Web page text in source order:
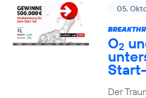
05.
O2
Der